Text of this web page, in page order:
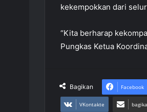
kekempokkan dari
“Kita berharap
Pungkas Ketua
Bagikan Facebook
VKontakte